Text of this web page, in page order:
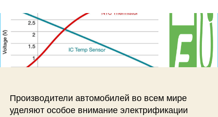
з
п
и
с
з
с
и
п
и
с
С
т
е
Производители автомобилей во всем мире
уделяют особое внимание электрификации